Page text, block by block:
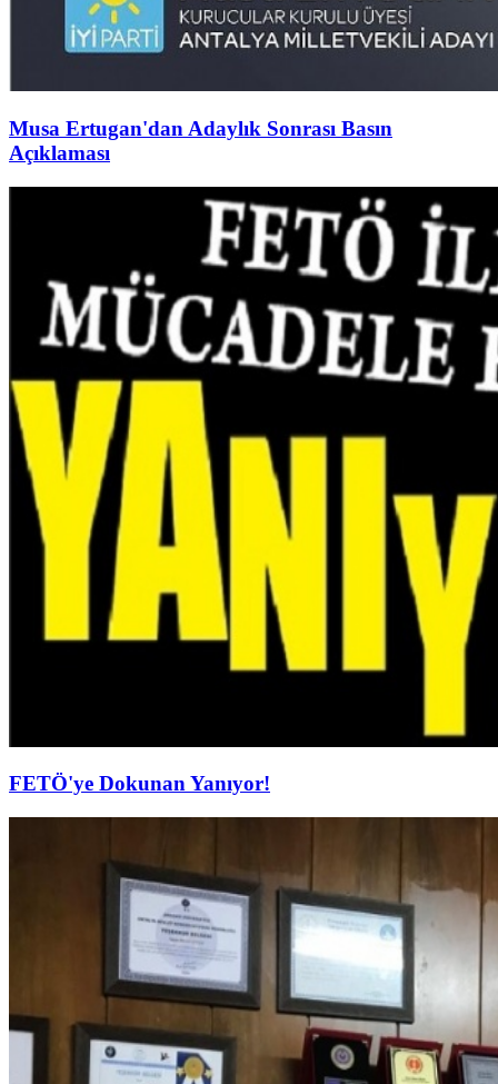
Musa Ertugan'dan Adaylık Sonrası Basın
Açıklaması
FETÖ'ye Dokunan Yanıyor!